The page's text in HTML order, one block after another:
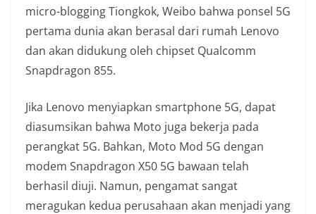
micro-blogging Tiongkok, Weibo bahwa ponsel 5G
pertama dunia akan berasal dari rumah Lenovo
dan akan didukung oleh chipset Qualcomm
Snapdragon 855.
Jika Lenovo menyiapkan smartphone 5G, dapat
diasumsikan bahwa Moto juga bekerja pada
perangkat 5G. Bahkan, Moto Mod 5G dengan
modem Snapdragon X50 5G bawaan telah
berhasil diuji. Namun, pengamat sangat
meragukan kedua perusahaan akan menjadi yang